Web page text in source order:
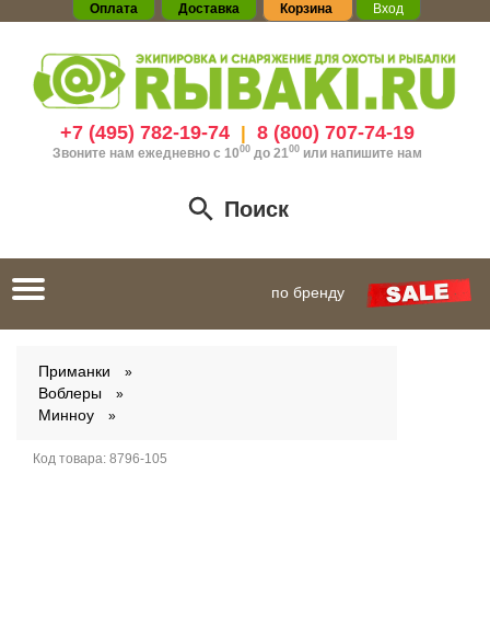
Оплата Доставка Корзина Вход
+7 (495) 782-19-74| 8 (800) 707-74-19
Звоните нам ежедневно с 1000до 21 00 или напишите нам
Поиск
Toggle
navigation
по бренду
Приманки
Воблеры
Минноу
Код товара: 8796-105